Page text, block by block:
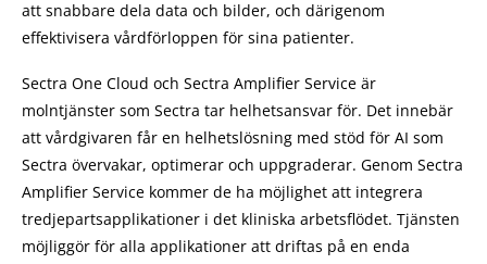
att snabbare dela data och bilder, och därigenom
effektivisera vårdförloppen för sina patienter.
Sectra One Cloud och Sectra Amplifier Service är
molntjänster som Sectra tar helhetsansvar för. Det innebär
att vårdgivaren får en helhetslösning med stöd för AI som
Sectra övervakar, optimerar och uppgraderar. Genom Sectra
Amplifier Service kommer de ha möjlighet att integrera
tredjepartsapplikationer i det kliniska arbetsflödet. Tjänsten
möjliggör för alla applikationer att driftas på en enda